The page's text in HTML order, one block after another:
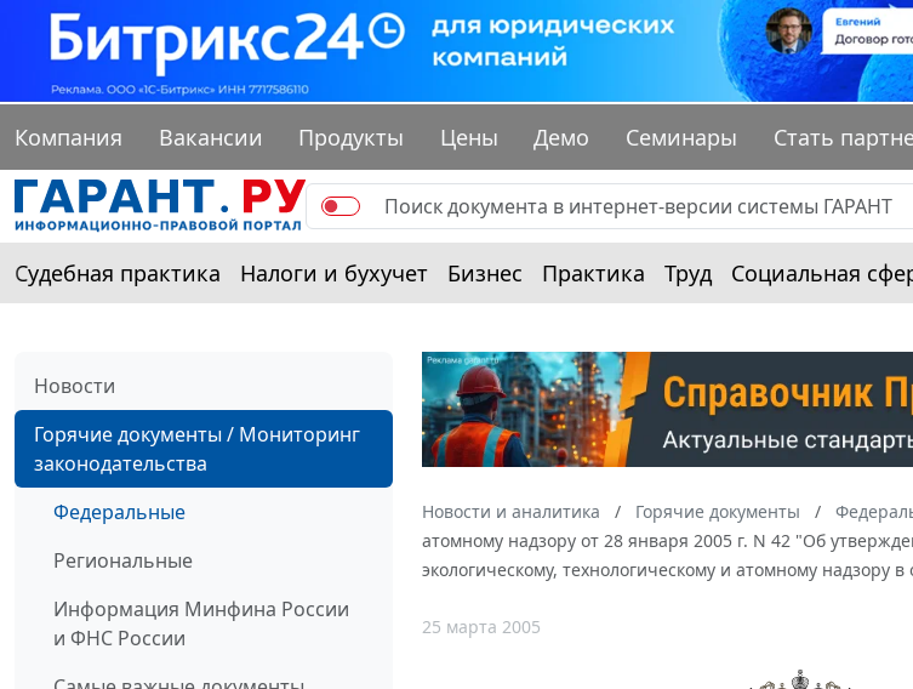
Компания Вакансии Продукты Цены Демо Семинары Стать
Судебная практика Налоги и бухучет Бизнес Практика Труд Социальная
Новости
Горячие документы / Мониторинг
законодательства
Федеральные
Региональные
Информация Минфина России
и ФНС России
Новости и аналитика Горячие документы
атомному надзору от 28 января 2005 г. N 42 "Об
экологическому, технологическому и атомному надзору
25 марта 2005